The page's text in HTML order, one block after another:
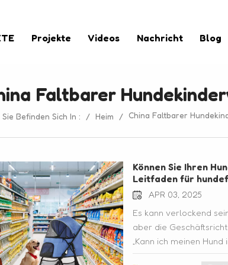
Projekte Videos Nachricht Blog
Faltbarer
Sie Befinden Sich In : / Heim / China Faltbarer
Können Sie Ihren
Leitfaden für
APR 03, 2025
Es kann verlockend
aber die
„Kann ich meinen
Einzelhändler